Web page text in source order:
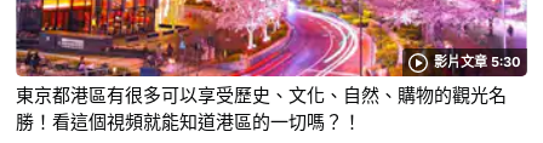
影片文章 5:30
東京都港區有很多可以享受歷史、文化、自然、購物的觀光名
勝！看這個視頻就能知道港區的一切嗎？！